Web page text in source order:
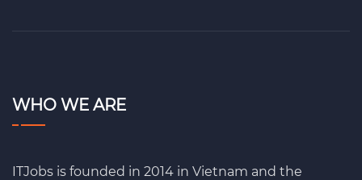
WHO WE ARE
ITJobs is founded in 2014 in Vietnam and the